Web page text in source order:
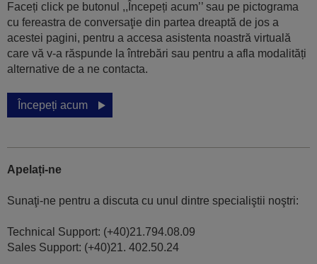
Faceți click pe butonul ,,Începeți acum’’ sau pe pictograma
cu fereastra de conversaţie din partea dreaptă de jos a
acestei pagini, pentru a accesa asistenta noastră virtuală
care vă v-a răspunde la întrebări sau pentru a afla modalități
alternative de a ne contacta.
Începeți acum
Apelați-ne
Sunaţi-ne pentru a discuta cu unul dintre specialiştii noştri:
Technical Support: (+40)21.794.08.09
Sales Support: (+40)21. 402.50.24